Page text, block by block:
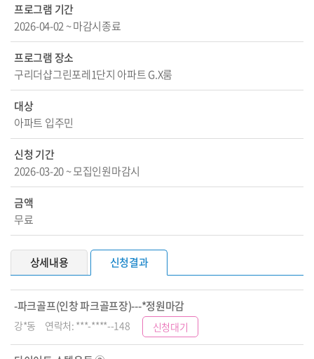
프로그램 기간
2026-04-02 ~ 마감시종료
프로그램 장소
구리더샵그린포레1단지 아파트 G.X룸
대상
아파트 입주민
신청 기간
2026-03-20 ~ 모집인원마감시
금액
무료
상세내용 신청결과